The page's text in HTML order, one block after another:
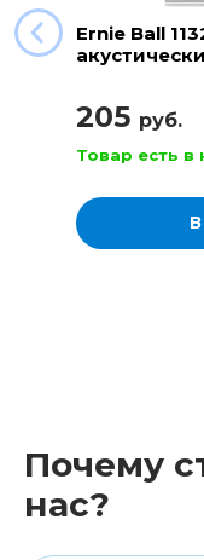
Ernie Ball
205 руб.
Товар есть в
Почему
нас?